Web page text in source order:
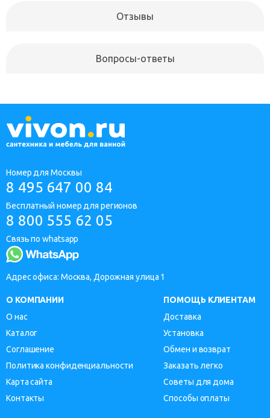
Отзывы
Вопросы-ответы
Номер для Москвы
8 495 647 00 84
Бесплатный номер для регионов
8 800 555 62 05
Связь по whatsapp
Адрес офиса: Москва, Дорожная улица 1
О КОМПАНИИ
О нас
Каталог
Соглашение
Политика конфиденциальности
Карта сайта
Контакты
ПОМОЩЬ КЛИЕНТАМ
Доставка
Установка
Обмен и возврат
Заказать легко
Советы для дома
Способы оплаты